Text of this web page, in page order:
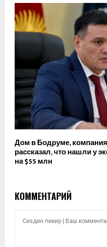
Дом в Бодруме,
рассказал, что нашли у
на $55 млн
КОММЕНТАРИЙ